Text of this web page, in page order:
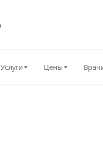
Услуги Цены